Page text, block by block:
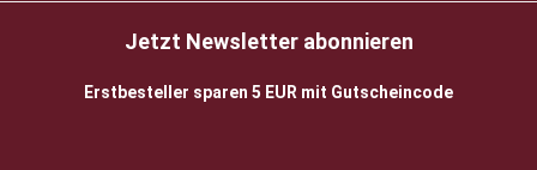
Jetzt Newsletter abonnieren
Erstbesteller sparen 5 EUR mit Gutscheincode